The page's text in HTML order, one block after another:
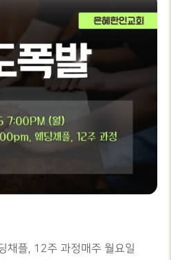
채플, 12주 과정매주 월요일